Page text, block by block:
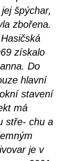
špýchar,
zbořena.
získalo
Do
hlavní
stavení
má
stře‐ chu a
je v